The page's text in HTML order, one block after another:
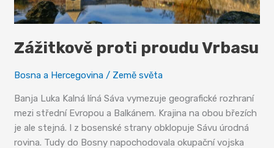
Zážitkově proti proudu Vrbasu
Bosna a Hercegovina / Země světa
Banja Luka Kalná líná Sáva vymezuje geografické rozhraní
mezi střední Evropou a Balkánem. Krajina na obou březích
je ale stejná. I z bosenské strany obklopuje Sávu úrodná
rovina. Tudy do Bosny napochodovala okupační vojska